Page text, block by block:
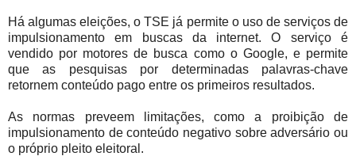
Há algumas eleições, o TSE já permite o uso de serviços de
impulsionamento em buscas da internet. O serviço é
vendido por motores de busca como o Google, e permite
que as pesquisas por determinadas palavras-chave
retornem conteúdo pago entre os primeiros resultados.
As normas preveem limitações, como a proibição de
impulsionamento de conteúdo negativo sobre adversário ou
o próprio pleito eleitoral.